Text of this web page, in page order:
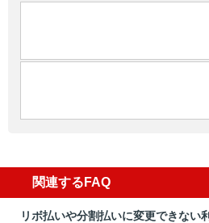
関連するFAQ
リボ払いや分割払いに変更できない